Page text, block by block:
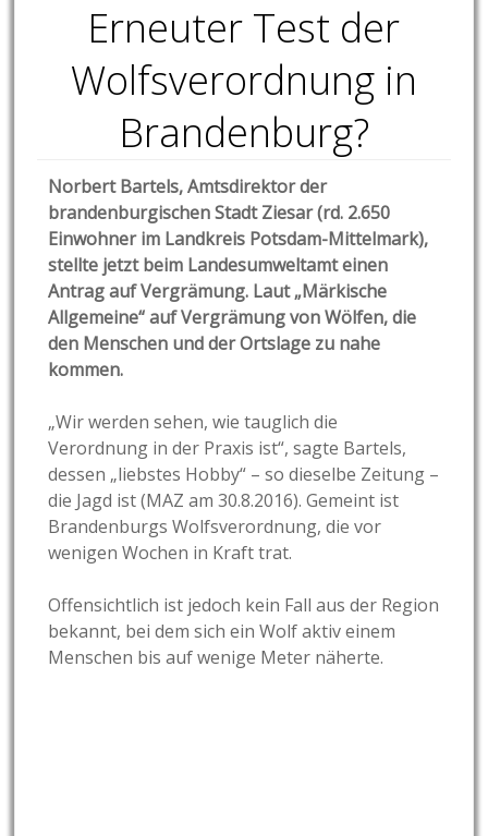
Erneuter Test der
Wolfsverordnung in
Brandenburg?
Norbert Bartels, Amtsdirektor der
brandenburgischen Stadt Ziesar (rd. 2.650
Einwohner im Landkreis Potsdam-Mittelmark),
stellte jetzt beim Landesumweltamt einen
Antrag auf Vergrämung. Laut „Märkische
Allgemeine“ auf Vergrämung von Wölfen, die
den Menschen und der Ortslage zu nahe
kommen.
„Wir werden sehen, wie tauglich die
Verordnung in der Praxis ist“, sagte Bartels,
dessen „liebstes Hobby“ – so dieselbe Zeitung –
die Jagd ist (MAZ am 30.8.2016). Gemeint ist
Brandenburgs Wolfsverordnung, die vor
wenigen Wochen in Kraft trat.
Offensichtlich ist jedoch kein Fall aus der Region
bekannt, bei dem sich ein Wolf aktiv einem
Menschen bis auf wenige Meter näherte.